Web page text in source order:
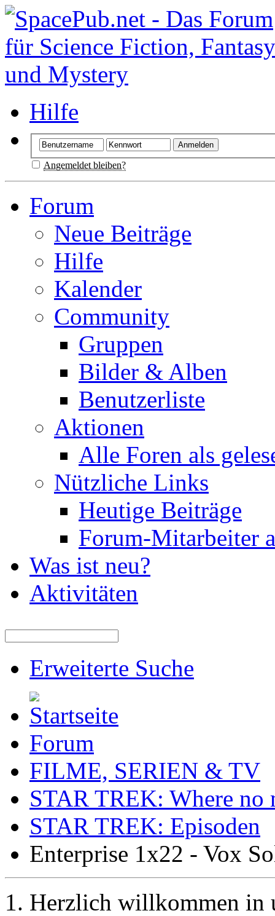
Hilfe
Angemeldet bleiben?
Forum
Neue Beiträge
Hilfe
Kalender
Community
Gruppen
Bilder & Alben
Benutzerliste
Aktionen
Alle Foren als
Nützliche Links
Heutige Beiträge
Forum-Mitarbeiter
Was ist neu?
Aktivitäten
Erweiterte Suche
Forum
FILME, SERIEN & TV
STAR TREK: Where no
STAR TREK: Episoden
Enterprise 1x22 - Vox
Herzlich willkommen in